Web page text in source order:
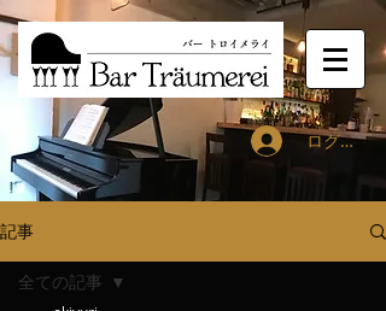
ログイン
記事
全ての記事